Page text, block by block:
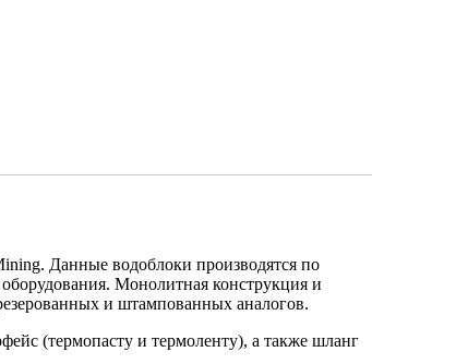
Данные водоблоки производятся по
Монолитная конструкция и
и штампованных аналогов.
(термопасту и термоленту), а также шланг